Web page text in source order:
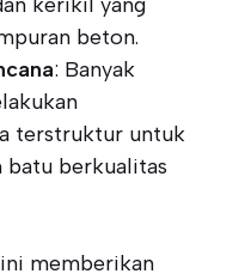
beton.
: Banyak
terstruktur untuk
batu berkualitas
memberikan